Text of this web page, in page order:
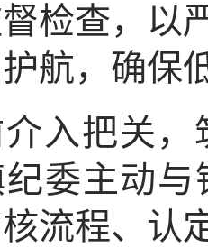
检查，以
航，确保
入把关，
委主动
流程、认